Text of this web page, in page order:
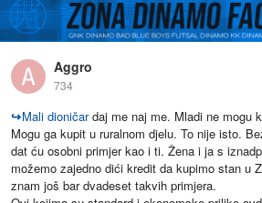
Aggro
734
↪Mali dioničardaj me naj me. Mladi ne mogu
Mogu ga kupit u ruralnom djelu. To nije isto.
dat ću osobni primjer kao i ti. Žena i ja s
možemo zajedno dići kredit da kupimo stan u
znam još bar dvadeset takvih primjera.